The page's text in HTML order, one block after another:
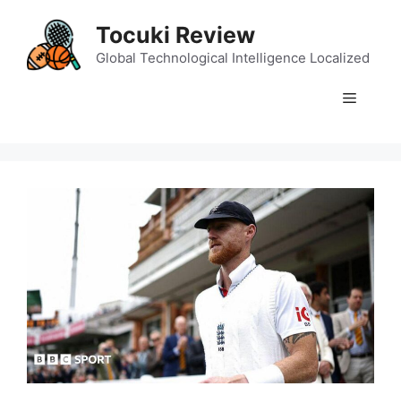
content
Tocuki Review
Global Technological Intelligence Localized
Menu